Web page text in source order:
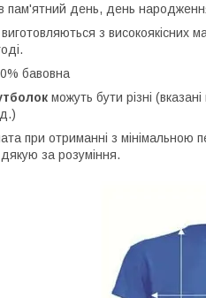
пам'ятний день, день
виготовляються з високоякісних
бавовна
можуть бути різні
при отриманні з мінімальною
за розуміння.